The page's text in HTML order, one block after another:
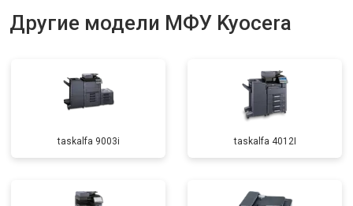
Другие модели МФУ Kyocera
taskalfa 9003i taskalfa 4012I